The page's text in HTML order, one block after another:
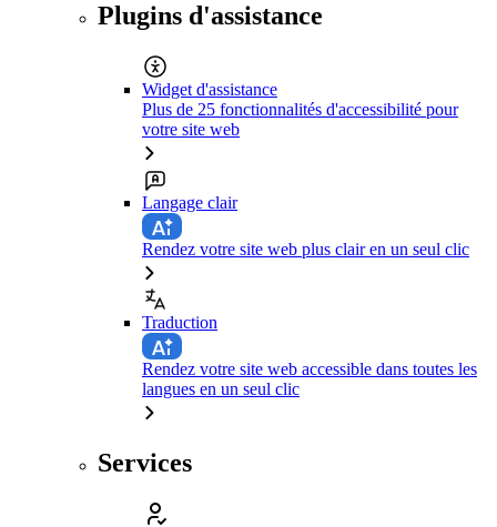
Plugins d'assistance
Widget d'assistance
Plus de 25 fonctionnalités d'accessibilité pour
votre site web
Langage clair
Rendez votre site web plus clair en un seul clic
Traduction
Rendez votre site web accessible dans toutes les
langues en un seul clic
Services